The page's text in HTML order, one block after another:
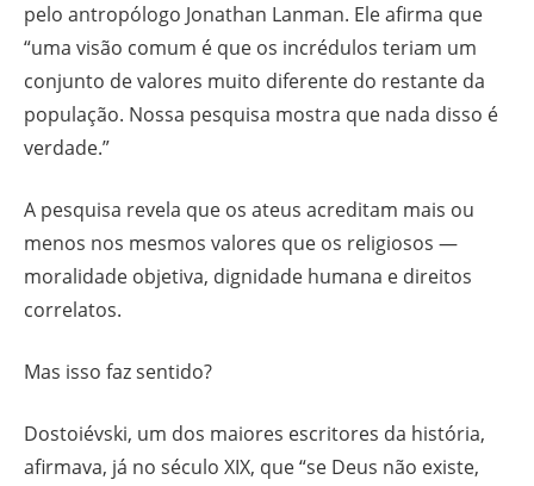
pelo antropólogo Jonathan Lanman. Ele afirma que
“uma visão comum é que os incrédulos teriam um
conjunto de valores muito diferente do restante da
população. Nossa pesquisa mostra que nada disso é
verdade.”
A pesquisa revela que os ateus acreditam mais ou
menos nos mesmos valores que os religiosos —
moralidade objetiva, dignidade humana e direitos
correlatos.
Mas isso faz sentido?
Dostoiévski, um dos maiores escritores da história,
afirmava, já no século XIX, que “se Deus não existe,